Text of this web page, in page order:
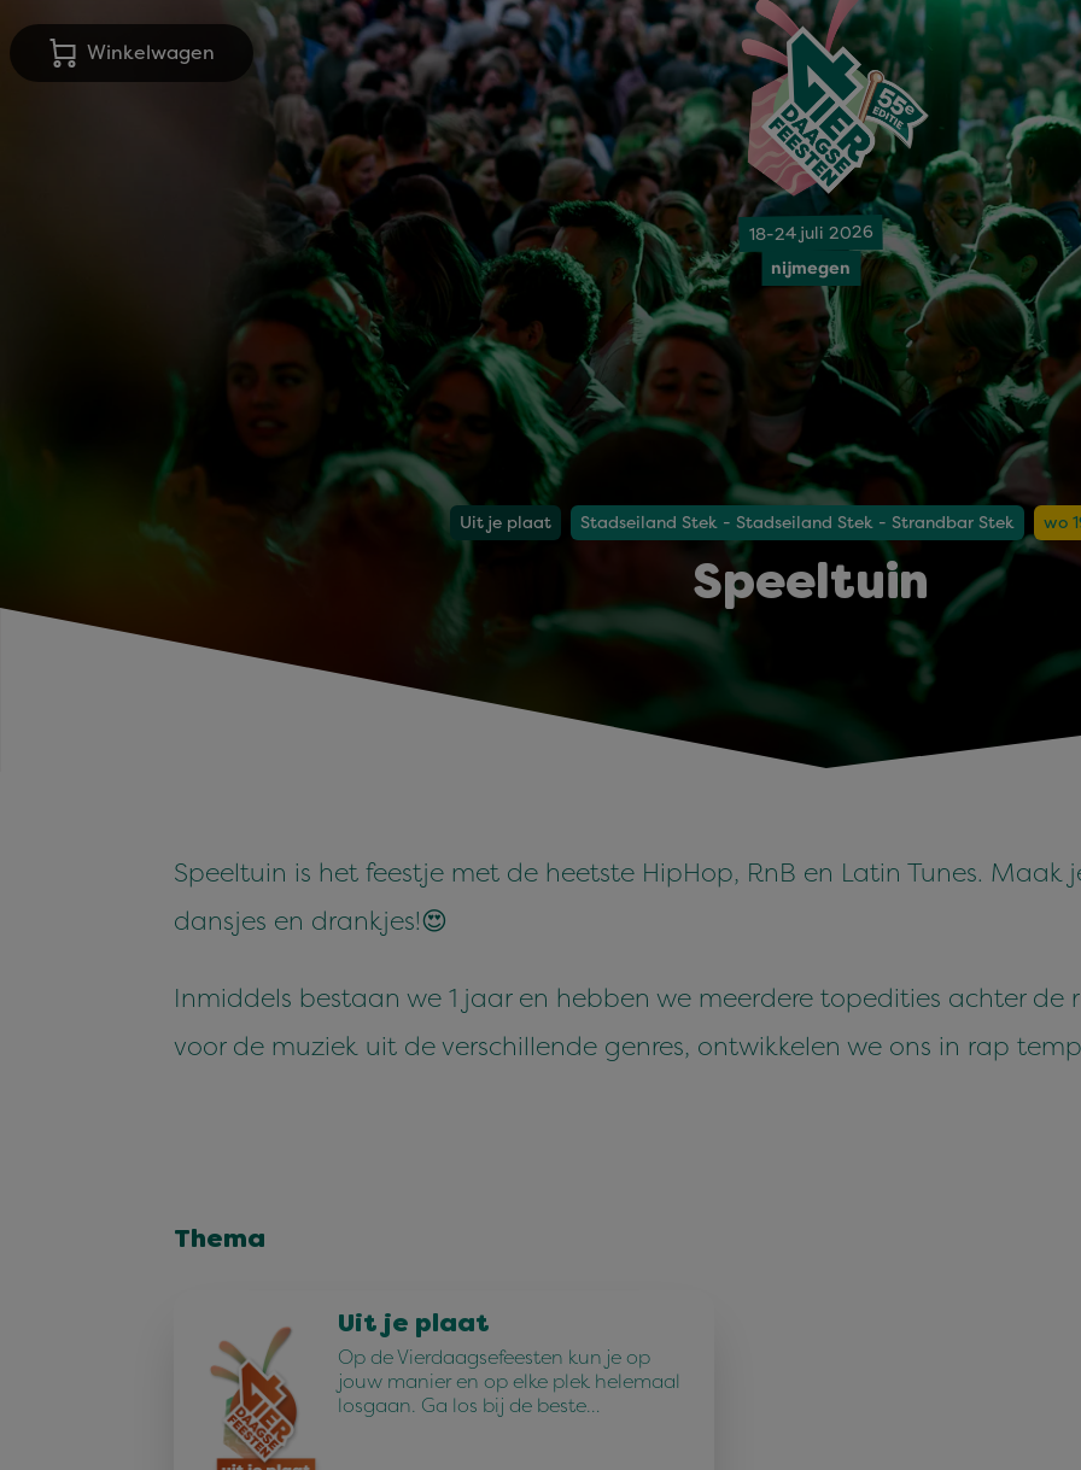
Winkelwagen
18-24 juli 2026
nijmegen
Uit je plaat Stadseiland Stek - Stadseiland Stek - Strandbar Stek wo
Speeltuin
Speeltuin is het feestje met de heetste HipHop, RnB en Latin Tunes. Maak
dansjes en drankjes!😍
Inmiddels bestaan we 1 jaar en hebben we meerdere topedities achter
voor de muziek uit de verschillende genres, ontwikkelen we ons in rap
Thema
Uit je plaat
Op de Vierdaagsefeesten kun je op
jouw manier en op elke plek helemaal
losgaan. Ga los bij de beste…